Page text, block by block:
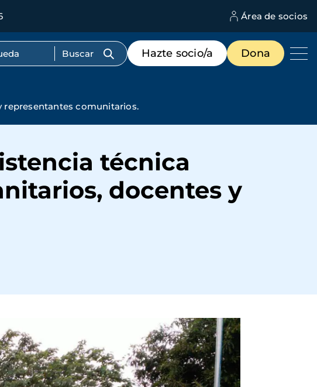
Área de socios
Menú
de
destacados
Hazte socio/a Dona
representantes comunitarios.
técnica
docentes y